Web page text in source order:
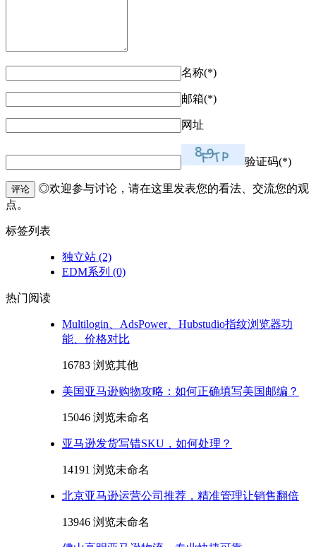
名称(*)
邮箱(*)
网址
验证码(*)
评论
◎欢迎参与讨论，请在这里发表您的看法、交流您的观
点。
标签列表
独立站 (2)
EDM系列 (0)
热门阅读
Multilogin、AdsPower、Hubstudio指纹浏览器功
能、价格对比
16783 浏览其他
美国亚马逊购物攻略：如何正确填写美国邮编？
15046 浏览未命名
亚马逊发货写错SKU，如何处理？
14191 浏览未命名
北京亚马逊运营公司推荐，精准管理让销售翻倍
13946 浏览未命名